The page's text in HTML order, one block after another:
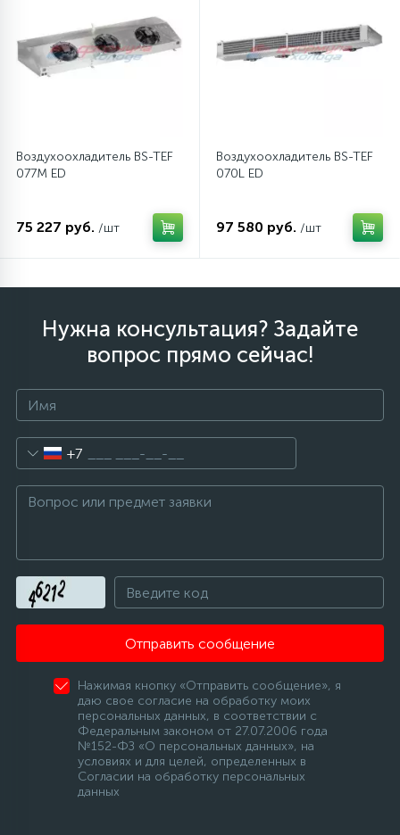
Воздухоохладитель BS-TEF
077M ED
75 227 руб. /шт
Воздухоохладитель BS-TEF
070L ED
97 580 руб. /шт
Нужна консультация? Задайте
вопрос прямо сейчас!
+7
Отправить сообщение
Нажимая кнопку «Отправить сообщение», я
даю свое согласие на обработку моих
персональных данных, в соответствии с
Федеральным законом от 27.07.2006 года
№152-ФЗ «О персональных данных», на
условиях и для целей, определенных в
Согласии на обработку персональных
данных